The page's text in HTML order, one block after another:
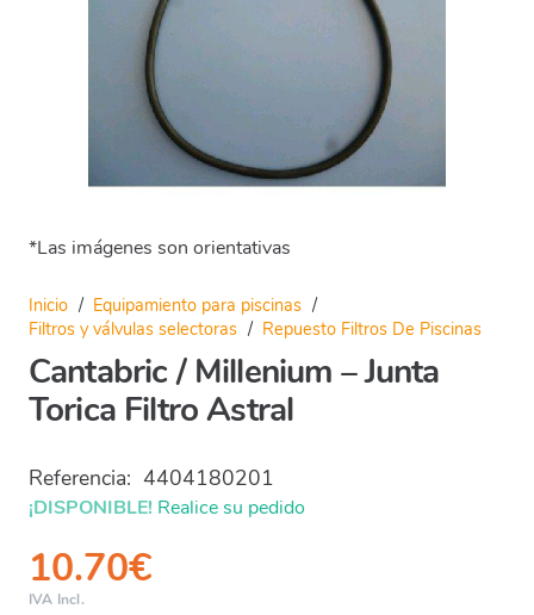
*Las imágenes son orientativas
Inicio / Equipamiento para piscinas /
Filtros y válvulas selectoras / Repuesto Filtros De Piscinas
Cantabric / Millenium – Junta
Torica Filtro Astral
Referencia: 4404180201
¡DISPONIBLE! Realice su pedido
10.70€
IVA Incl.